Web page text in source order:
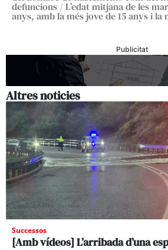
defuncions / L’edat mitjana de les
anys, amb la més jove de 15 anys i la
Publicitat
Altres noticies
Successos
[Amb vídeos] L’arribada d’una